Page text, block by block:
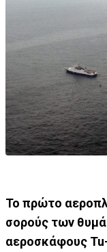
Το πρώτο
σορούς των
αεροσκάφους